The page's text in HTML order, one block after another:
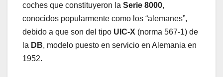
coches que constituyeron la Serie 8000,
conocidos popularmente como los “alemanes”,
debido a que son del tipo UIC-X (norma 567-1) de
la DB, modelo puesto en servicio en Alemania en
1952.